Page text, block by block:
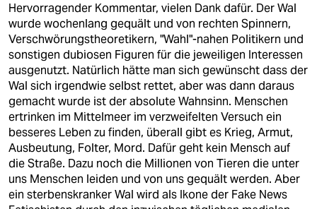
nord
wahrheit
verlag
verlag
veranstaltungen
shop
fragen & hilfe
Hervorragender Kommentar, vielen Dank dafür. Der Wal
wurde wochenlang gequält und von rechten Spinnern,
Verschwörungstheoretikern, "Wahl"-nahen Politikern und
sonstigen dubiosen Figuren für die jeweiligen Interessen
ausgenutzt. Natürlich hätte man sich gewünscht dass der
Wal sich irgendwie selbst rettet, aber was dann daraus
gemacht wurde ist der absolute Wahnsinn. Menschen
ertrinken im Mittelmeer im verzweifelten Versuch ein
besseres Leben zu finden, überall gibt es Krieg, Armut,
Ausbeutung, Folter, Mord. Dafür geht kein Mensch auf
die Straße. Dazu noch die Millionen von Tieren die unter
uns Menschen leiden und von uns gequält werden. Aber
ein sterbenskranker Wal wird als Ikone der Fake News